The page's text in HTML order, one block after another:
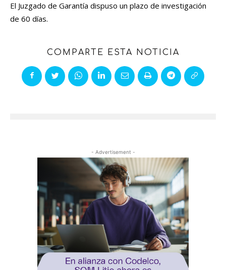
El Juzgado de Garantía dispuso un plazo de investigación
de 60 días.
COMPARTE ESTA NOTICIA
- Advertisement -